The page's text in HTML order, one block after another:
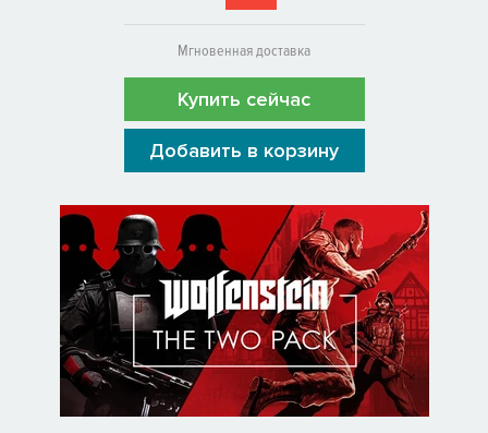
Мгновенная доставка
Купить сейчас
Добавить в корзину